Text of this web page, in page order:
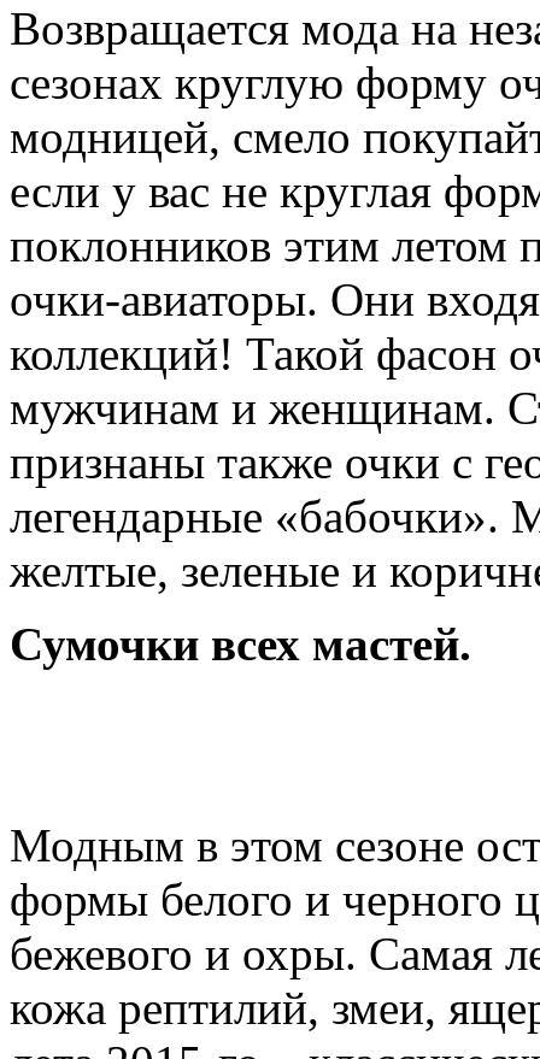
Возвращается мода на
сезонах круглую форму
модницей, смело
если у вас не круглая
поклонников этим летом
очки-авиаторы. Они
коллекций! Такой фасон
мужчинам и женщинам.
признаны также очки с
легендарные «бабочки».
желтые, зеленые и
Сумочки всех мастей.
Модным в этом сезоне
формы белого и черного
бежевого и охры. Самая
кожа рептилий, змеи,